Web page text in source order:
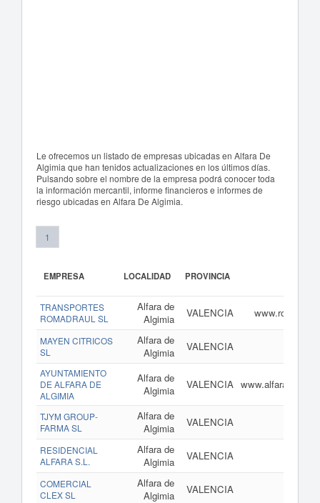
Le ofrecemos un listado de empresas ubicadas en Alfara De
Algimia que han tenidos actualizaciones en los últimos días.
Pulsando sobre el nombre de la empresa podrá conocer toda
la información mercantil, informe financieros e informes de
riesgo ubicadas en Alfara De Algimia.
1
EMPRESA LOCALIDAD PROVINCIA
TRANSPORTES
ROMADRAUL SL
Alfara de
Algimia
VALENCIA
MAYEN CITRICOS
SL
Alfara de
Algimia
VALENCIA
AYUNTAMIENTO
DE ALFARA DE
ALGIMIA
Alfara de
Algimia
VALENCIA
TJYM GROUP-
FARMA SL
Alfara de
Algimia
VALENCIA
RESIDENCIAL
ALFARA S.L.
Alfara de
Algimia
VALENCIA
COMERCIAL
CLEX SL
Alfara de
Algimia
VALENCIA